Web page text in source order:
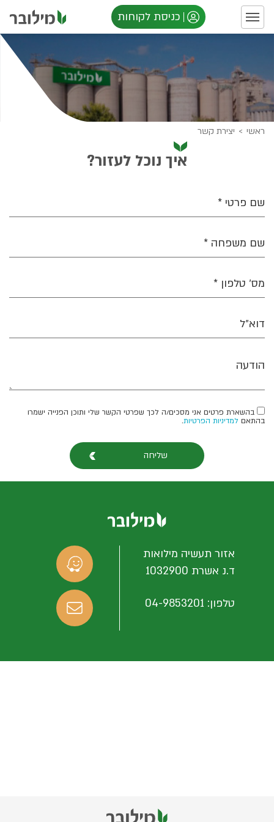
כניסת לקוחות
ראשי > יצירת קשר
איך נוכל לעזור?
בהשארת פרטים אני מסכים/ה לכך שפרטי הקשר שלי ותוכן הפנייה ישמרו
בהתאם למדיניות הפרטיות.
שליחה
אזור תעשיה מילואות
ד.נ אשרת 1032900
טלפון: 04-9853201